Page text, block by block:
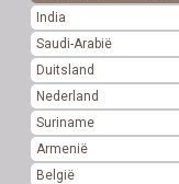
India
Saudi-Arabië
Duitsland
Nederland
Suriname
Armenië
België